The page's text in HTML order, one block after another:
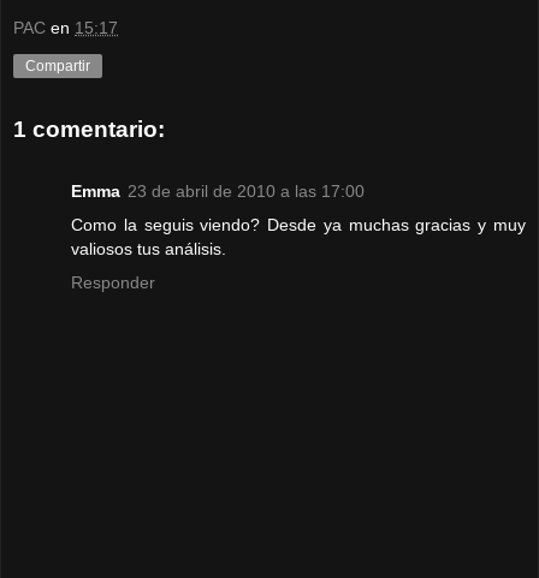
PAC en 15:17
Compartir
1 comentario:
Emma 23 de abril de 2010 a las 17:00
Como la seguis viendo? Desde ya muchas gracias y muy
valiosos tus análisis.
Responder